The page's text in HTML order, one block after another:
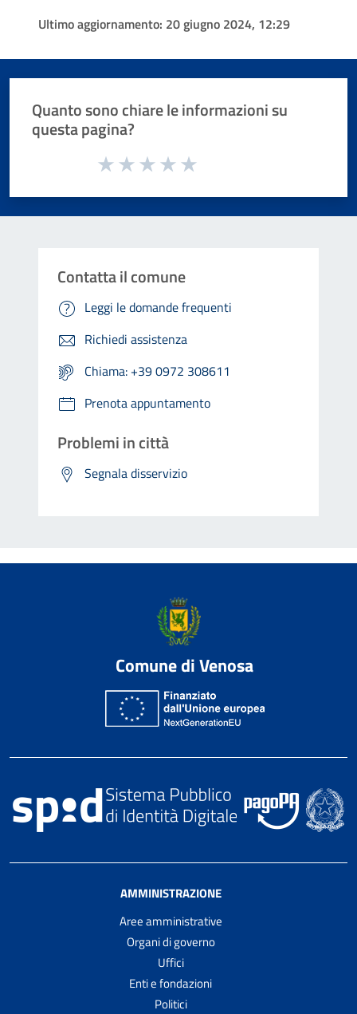
Ultimo aggiornamento: 20 giugno 2024, 12:29
Quanto sono chiare le informazioni su
questa pagina?
Valuta da 1 a 5 stelle la pagina
Contatta il comune
Leggi le domande frequenti
Richiedi assistenza
Chiama: +39 0972 308611
Prenota appuntamento
Problemi in città
Segnala disservizio
Comune di Venosa
AMMINISTRAZIONE
Aree amministrative
Organi di governo
Uffici
Enti e fondazioni
Politici